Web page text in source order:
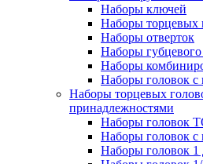
Наборы ключей
Наборы торцевых
Наборы отверток
Наборы
Наборы
Наборы головок с
Наборы торцевых
принадлежностями
Наборы головок
Наборы головок с
Наборы головок